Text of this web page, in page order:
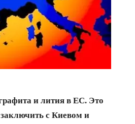
и лития в ЕС. Это
с Киевом и